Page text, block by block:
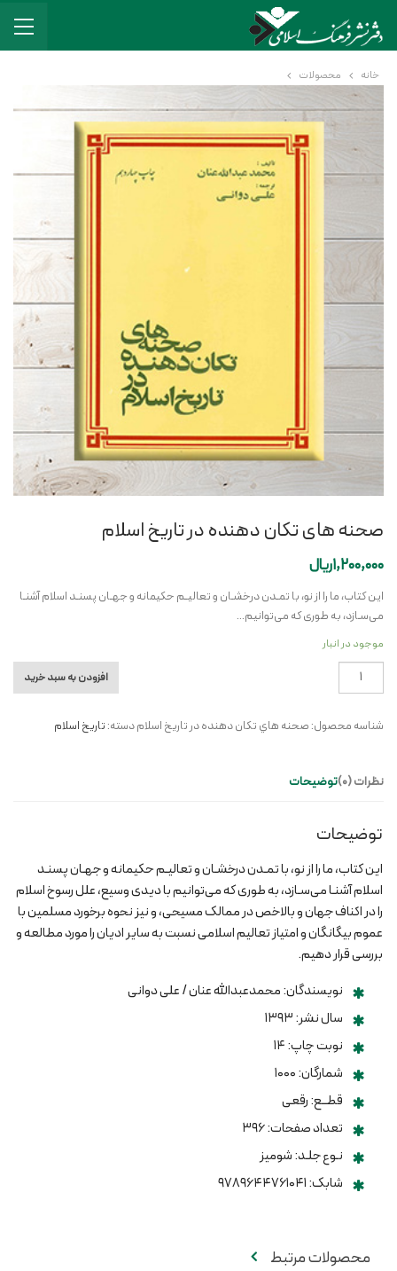
خانه محصولات
صحنه های تکان دهنده در تاریخ اسلام
1,200,000ریال
این کتاب، ما را از نو، با تمـدن درخشـان و تعالیـم حکیمانه و جهـان پسنـد اسلام آشنـا
می‌سـازد، به طوری که می‌توانیم…
موجود در انبار
صحنه
های
دهنده
اسلام
افزودن به سبد خرید
شناسه محصول: صحنه هاي تکان دهنده در تاريخ اسلامدسته: تاریخ اسلام
توضیحات نظرات (0)
توضیحات
این کتاب، ما را از نو، با تمـدن درخشـان و تعالیـم حکیمانه و جهـان پسنـد
اسلام آشنـا می‌سـازد، به طوری که می‌توانیم با دیدی وسیع، علل رسوخ اسلام
را در اکناف جهان و بالاخص در ممالک مسیحی، و نیز نحوه برخورد مسلمین با
عموم بیگانگان و امتیاز تعالیم اسلامی نسبت به سایر ادیان را مورد مطالعه و
بررسی قرار دهیم.
نویسندگان: محمدعبدالله عنان / علی دوانی
سال نشر: ۱۳۹۳
نوبت چاپ: ۱۴
شمارگان: ۱۰۰۰
قطــع: رقعی
تعداد صفحات: ۳۹۶
نـوع جلـد: شومیز
شابک: ۹۷۸۹۶۴۴۷۶۱۰۴۱
محصولات مرتبط